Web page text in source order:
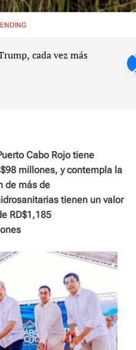
w
c
e
e
cada vez más
Cabo Rojo tiene
millones, y contempla la
de más de
tienen un valor
RD$1,185